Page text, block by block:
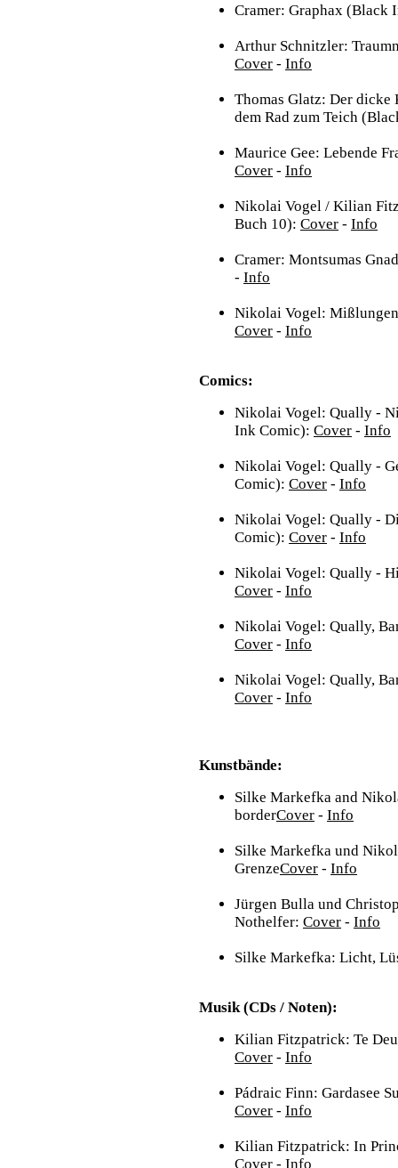
Cramer: Graphax (Black
Arthur Schnitzler:
Cover - Info
Thomas Glatz: Der
dem Rad zum Teich
Maurice Gee: Lebende
Cover - Info
Nikolai Vogel / Kilian
Buch 10): Cover - Info
Cramer: Montsumas
- Info
Nikolai Vogel:
Cover - Info
Comics:
Nikolai Vogel: Qually -
Ink Comic): Cover - Info
Nikolai Vogel: Qually -
Comic): Cover - Info
Nikolai Vogel: Qually -
Comic): Cover - Info
Nikolai Vogel: Qually -
Cover - Info
Nikolai Vogel: Qually,
Cover - Info
Nikolai Vogel: Qually,
Cover - Info
Kunstbände:
Silke Markefka and
borderCover - Info
Silke Markefka und
GrenzeCover - Info
Jürgen Bulla und
Nothelfer: Cover - Info
Silke Markefka: Licht,
Musik (CDs / Noten):
Kilian Fitzpatrick: Te
Cover - Info
Pádraic Finn: Gardasee
Cover - Info
Kilian Fitzpatrick: In
Cover - Info